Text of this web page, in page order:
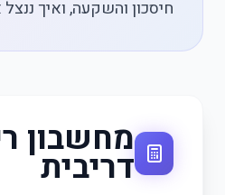
חיסכון והשקעה, ואיך
מחשבון
דריבית